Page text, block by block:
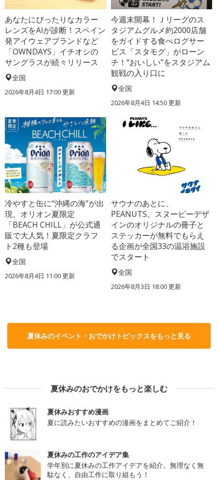
あなたにぴったりなカラー
レンズをAIが診断！スペイン
発アイウェアブランドなど
「OWNDAYS」イチオシの
サングラスが続々リリース
全国
2026年8月4日 17:00更新
今週末開幕！Ｊリーグのス
タジアムグルメ約2000店舗
をガイドする食べログサー
ビス「スタモグ」がローン
チ！“おいしい”をスタジアム
観戦の入り口に
全国
2026年8月4日 14:50更新
冷やすと缶に“沖縄の海”が出
現、オリオン夏限定
「BEACH CHILL」が公式通
販で大人気！夏限定クラフ
ト2種も登場
全国
2026年8月4日 11:00更新
サウナのあとに、
PEANUTS。スヌーピーデザ
インのオリジナルの冊子と
ステッカーが無料でもらえ
る企画が全国33の温浴施設
でスタート
全国
2026年8月3日 18:00更新
夏休みのイベント・おでかけトピックスをもっと見る
夏休みのおでかけをもっと楽しむ
夏休みおすすめ漫画
夏に読みたいおすすめの漫画をまとめてご紹介！
夏休みの工作のアイデア集
学年別に夏休みの工作アイデアを紹介。無理なく無
駄なく、自由工作に取り組もう！